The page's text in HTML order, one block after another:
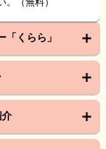
。（無料）
「くらら」